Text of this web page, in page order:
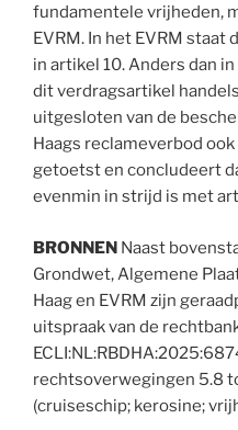
fundamentele vrijheden,
EVRM. In het EVRM
in artikel 10. Anders dan
dit verdragsartikel
uitgesloten van de
Haags reclameverbod ook
getoetst en concludeert
evenmin in strijd is met
BRONNEN Naast
Grondwet, Algemene
Haag en EVRM zijn
uitspraak van de
rechtsoverwegingen 5.8
(cruiseschip; kerosine;